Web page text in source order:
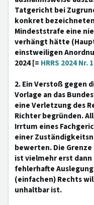
Tatgericht bei
konkret
Mindeststrafe eine
verhängt hätte
einstweiligen
2024 [= HRRS 2024 Nr.
2. Ein Verstoß gegen
Vorlage an das
eine Verletzung des
Richter begründen.
Irrtum eines
einer
bewerten. Die
ist vielmehr erst
fehlerhafte
(einfachen) Rechts
unhaltbar ist.